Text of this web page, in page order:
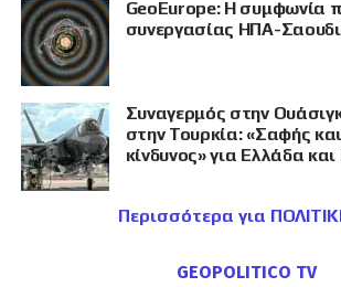
GeoEurope: Η συμφωνία
συνεργασίας ΗΠΑ-
Συναγερμός στην
στην Τουρκία: «Σαφής
κίνδυνος» για Ελλάδα
Περισσότερα για
GEOPOLITICO TV